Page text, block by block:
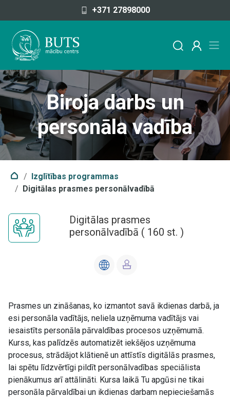
+371 27898000
Biroja darbs un
personāla vadība
Izglītības programmas
Digitālas prasmes personālvadībā
Digitālas prasmes
personālvadībā ( 160 st. )
Prasmes un zināšanas, ko izmantot savā ikdienas darbā, ja
esi personāla vadītājs, neliela uzņēmuma vadītājs vai
iesaistīts personāla pārvaldības procesos uzņēmumā.
Kurss, kas palīdzēs automatizēt iekšējos uzņēmuma
procesus, strādājot klātienē un attīstīs digitālās prasmes,
lai spētu līdzvērtīgi pildīt personālvadības speciālista
pienākumus arī attālināti. Kursa laikā Tu apgūsi ne tikai
personāla pārvaldībai un ikdienas darbam nepieciešamās